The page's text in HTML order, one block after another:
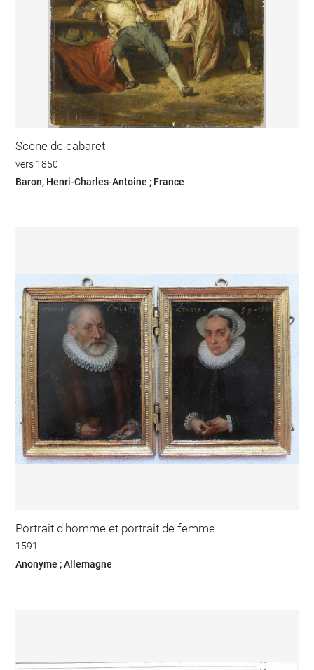
Scène de cabaret
vers 1850
Baron, Henri-Charles-Antoine ; France
Portrait d'homme et portrait de femme
1591
Anonyme ; Allemagne